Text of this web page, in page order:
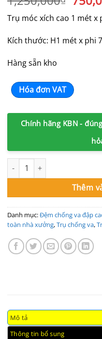
gốc
là:
Trụ móc xích cao 1 mét x
Kích thước: H1 mét x phi
Hàng sẵn kho
Hóa đơn VAT
Chính hãng KBN -
Trụ sắt phân làn móc xích
Thêm
Danh mục:Đệm chống va đập
toàn nhà xưởng,Trụ chống va,
Mô tả
Thông tin bổ sung